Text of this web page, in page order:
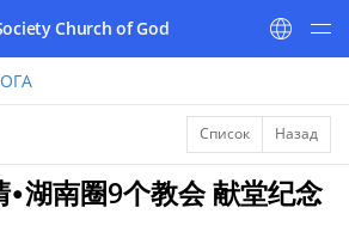
Church of God
Список Назад
湖南圈9个教会 献堂纪念